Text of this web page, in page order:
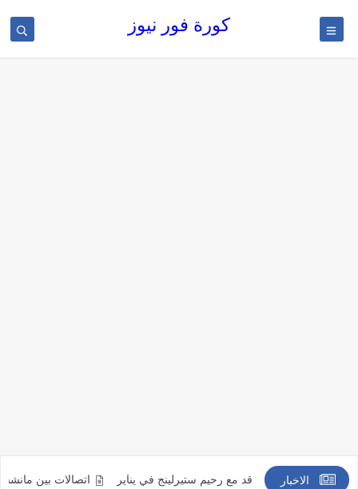
كورة فور نيوز
الاخبار
من التعاقد مع رحيم ستيرلينج في يناير اتصالات بين مانشستر